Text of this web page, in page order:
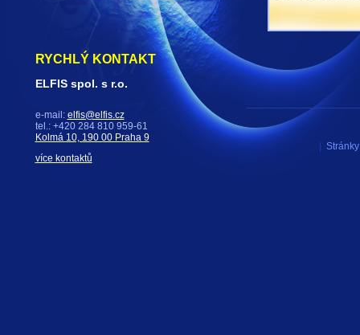
RYCHLÝ KONTAKT
ELFIS spol. s r.o.
e-mail: elfis@elfis.cz
tel.: +420 284 810 959-61
Kolmá 10, 190 00 Praha 9
více kontaktů